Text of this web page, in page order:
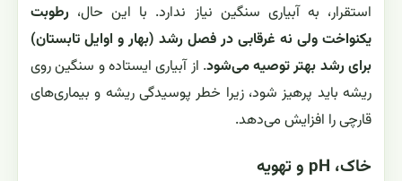
استقرار، به آبیاری سنگین نیاز ندارد. با این حال،رطوبت
یکنواخت ولی نه غرقابی در فصل رشد (بهار و اوایل تابستان)
برای رشد بهتر توصیه می‌شود. از آبیاری ایستاده و سنگین روی
ریشه باید پرهیز شود، زیرا خطر پوسیدگی ریشه و بیماری‌های
قارچی را افزایش می‌دهد.
خاک، pH و تهویه